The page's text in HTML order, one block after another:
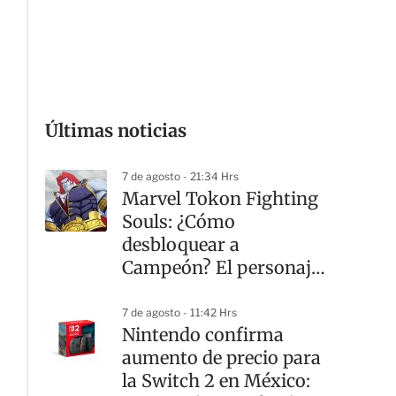
Últimas noticias
7 de agosto - 21:34 Hrs
Marvel Tokon Fighting
Souls: ¿Cómo
desbloquear a
Campeón? El personaje
7 de agosto - 11:42 Hrs
Nintendo confirma
aumento de precio para
la Switch 2 en México: